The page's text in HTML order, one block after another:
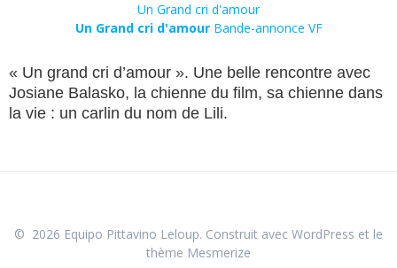
Un Grand cri d'amour
Un Grand cri d'amourBande-annonce VF
« Un grand cri d’amour ». Une belle rencontre avec
Josiane Balasko, la chienne du film, sa chienne dans
la vie : un carlin du nom de Lili.
© 2026 Equipo Pittavino Leloup. Construit avec WordPress et le
thème Mesmerize